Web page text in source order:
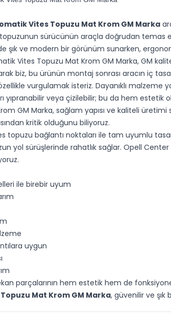
Vites Topuzu Mat Krom GM Marka
sürücünün araçla doğrudan temas
şık ve modern bir görünüm sunarken,
Vites Topuzu Mat Krom GM Marka, GM
biz, bu ürünün montaj sonrası aracın iç
vurgulamak isteriz. Dayanıklı malzeme
yıpranabilir veya çizilebilir; bu da hem estetik
GM Marka, sağlam yapısı ve kaliteli
kritik olduğunu biliyoruz.
topuzu bağlantı noktaları ile tam uyumlu
yol sürüşlerinde rahatlık sağlar. Opell
ile birebir uyum
uygun
parçalarının hem estetik hem de
Mat Krom GM Marka, güvenilir ve şık